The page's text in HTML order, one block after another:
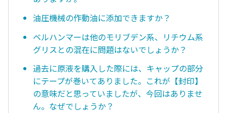
油圧機械の作動油に添加できますか？
ベルハンマーは他のモリブデン系、リチウム系
グリスとの混在に問題はないでしょうか？
過去に原液を購入した際には、キャップの部分
にテープが巻いてありました。これが【封印】
の意味だと思っていましたが、今回はありませ
ん。なぜでしょうか？